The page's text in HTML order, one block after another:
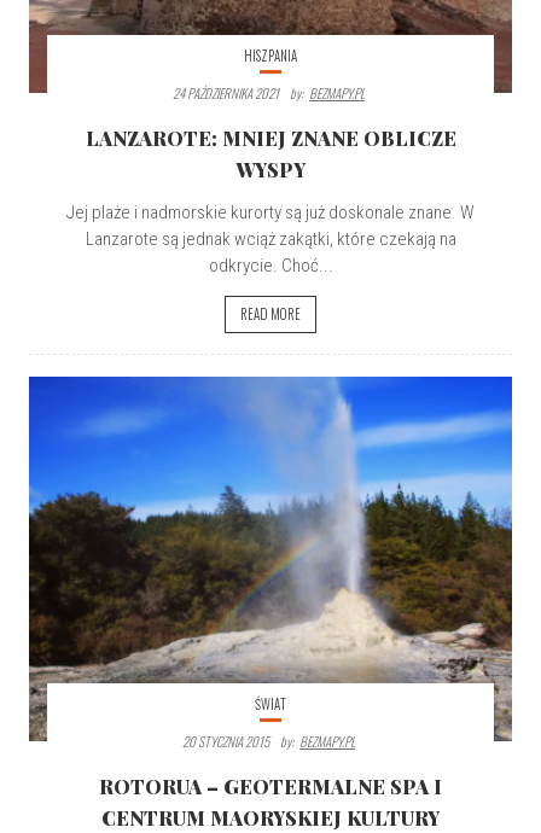
HISZPANIA
24 PAŹDZIERNIKA 2021
By: BEZMAPY.PL
LANZAROTE: MNIEJ ZNANE OBLICZE
WYSPY
Jej plaże i nadmorskie kurorty są już doskonale znane. W
Lanzarote są jednak wciąż zakątki, które czekają na
odkrycie. Choć...
READ MORE
ŚWIAT
20 STYCZNIA 2015 By: BEZMAPY.PL
ROTORUA – GEOTERMALNE SPA I
CENTRUM MAORYSKIEJ KULTURY